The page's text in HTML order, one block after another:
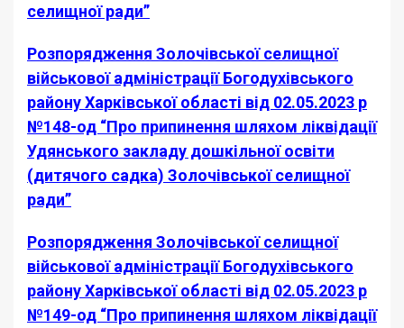
селищної ради”
Розпорядження Золочівської селищної
військової адміністрації Богодухівського
району Харківської області від 02.05.2023 р
№148-од “Про припинення шляхом ліквідації
Удянського закладу дошкільної освіти
(дитячого садка) Золочівської селищної
ради”
Розпорядження Золочівської селищної
військової адміністрації Богодухівського
району Харківської області від 02.05.2023 р
№149-од “Про припинення шляхом ліквідації